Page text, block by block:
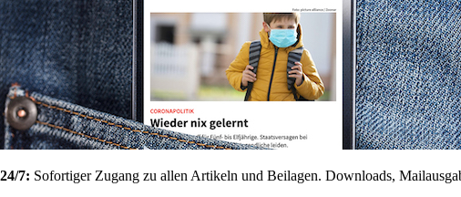
24/7: Sofortiger Zugang zu allen Artikeln und Beilagen. Downloads,